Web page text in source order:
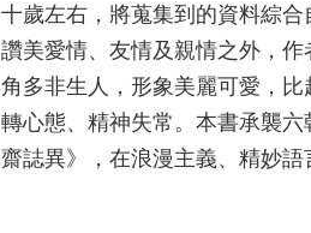
十歲左右，將蒐集到的資料綜
讚美愛情、友情及親情之外，
角多非生人，形象美麗可愛，
轉心態、精神失常。本書承襲
齋誌異》，在浪漫主義、精妙